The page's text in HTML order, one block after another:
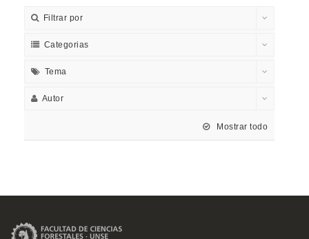
Filtrar por
Categorias
Tema
Autor
Mostrar todo